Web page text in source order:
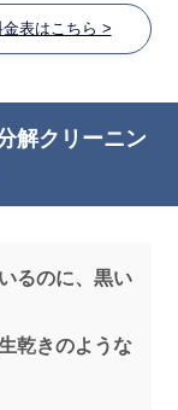
表はこちら >
解クリーニン
るのに、黒い
乾きのような